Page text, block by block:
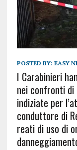
POSTED BY: EASY
I Carabinieri
nei confronti
indiziate per
conduttore di
reati di uso di